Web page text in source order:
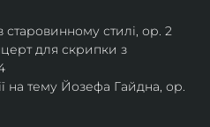
стилі, ор. 2
для скрипки з
на тему Йозефа Гайдна, ор.